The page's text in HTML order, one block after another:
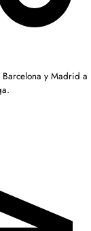
Barcelona y Madrid a